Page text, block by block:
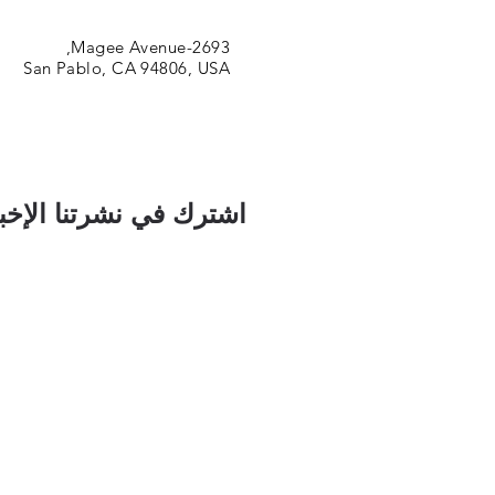
2693-Magee Avenue,
San Pablo, CA 94806, USA
اشترك في نشرتنا